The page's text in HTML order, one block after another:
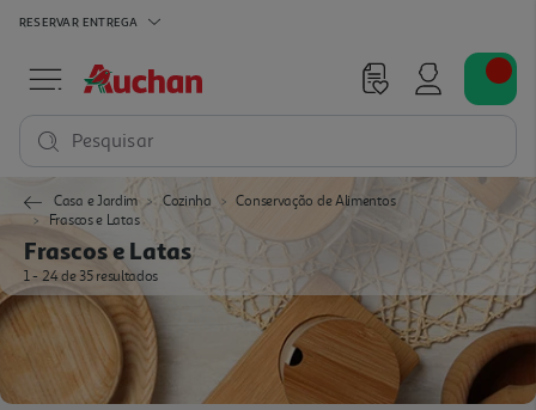
RESERVAR ENTREGA
Pesquisar
Casa e Jardim Cozinha
Conservação de Alimentos
Frascos e Latas
Frascos e Latas
1 - 24 de 35 resultados